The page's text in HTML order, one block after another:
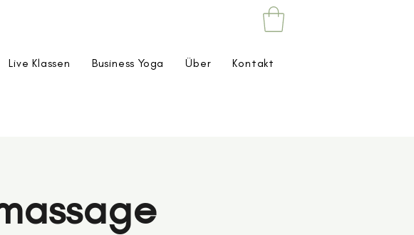
Live Klassen Business Yoga Über Kontakt